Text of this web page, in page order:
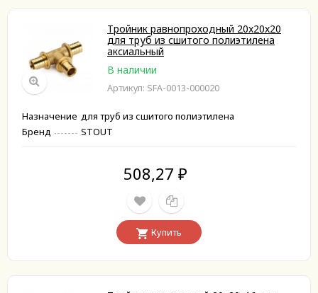
Тройник равнопроходный 20x20x20
для труб из сшитого полиэтилена
аксиальный
В наличии
Артикул: SFA-0013-000020
Назначение для труб из сшитого полиэтилена
Бренд
STOUT
508,27 ₽
Купить